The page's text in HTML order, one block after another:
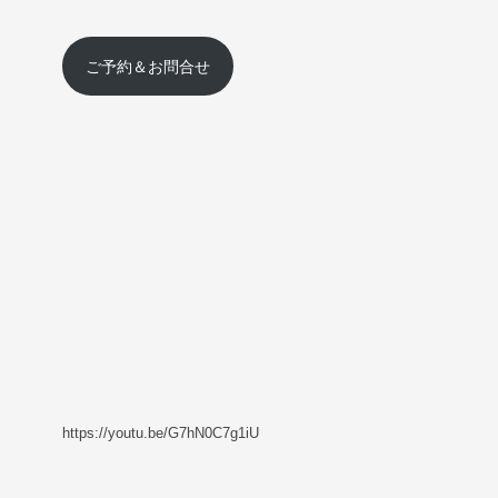
ご予約＆お問合せ
https://youtu.be/G7hN0C7g1iU